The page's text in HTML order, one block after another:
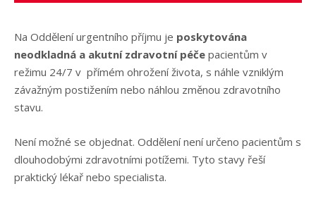
Na Oddělení urgentního příjmu je poskytována
neodkladná a akutní zdravotní péče pacientům v
režimu 24/7 v přímém ohrožení života, s náhle vzniklým
závažným postižením nebo náhlou změnou zdravotního
stavu.
Není možné se objednat. Oddělení není určeno pacientům s
dlouhodobými zdravotními potížemi. Tyto stavy řeší
praktický lékař nebo specialista.